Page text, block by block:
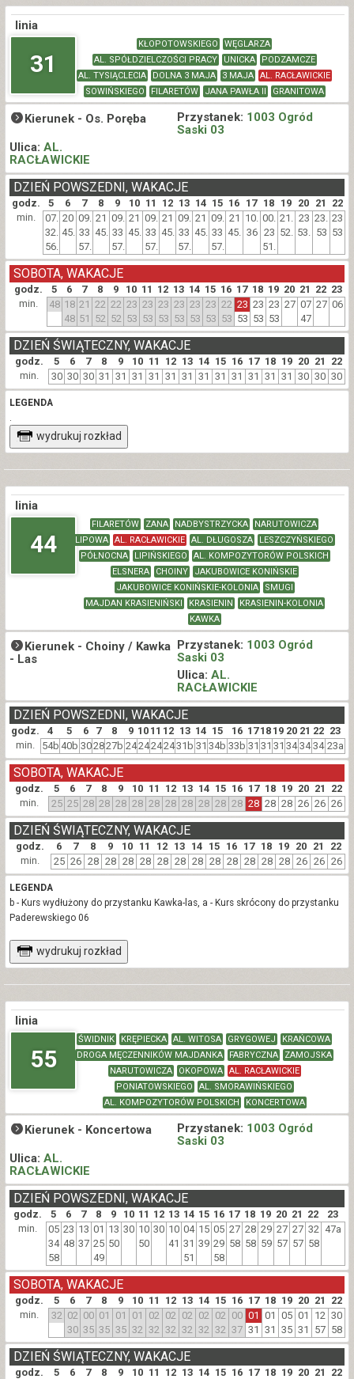
linia
31
KŁOPOTOWSKIEGO
WĘGLARZA
AL. SPÓŁDZIELCZOŚCI PRACY
UNICKA
PODZAMCZE
AL. TYSIĄCLECIA
DOLNA 3 MAJA 3 MAJA
AL. RACŁAWICKIE
SOWIŃSKIEGO
FILARETÓW JANA PAWŁA II GRANITOWA
Kierunek - Os. Poręba Przystanek: 1003 Ogród
Saski 03
Ulica: AL.
RACŁAWICKIE
godz. 5 6 7 8 9 10 11 12 13 14 15 16 17 18 19 20 21 22
DZIEŃ POWSZEDNI, WAKACJE
min.
07.
32.
56.
20
45.
09.
33
57.
21
45.
09.
33
57.
21
45.
09.
33
57.
21
45.
09.
33
57.
21
45.
09.
33
57.
21
45.
10.
36
00.
23
51.
21.
52.
23
53.
23.
53
23
53
godz. 5 6 7 8 9 10 11 12 13 14 15 16 17 18 19 20 21 22 23
SOBOTA, WAKACJE
min. 48 18
48
21
51
22
52
22
52
23
53
23
53
23
53
23
53
23
53
23
53
22
53
23
53
23
53
23
53
27 07
47
27 06
godz. 5 6 7 8 9 10 11 12 13 14 15 16 17 18 19 20 21 22
DZIEŃ ŚWIĄTECZNY, WAKACJE
min. 30 30 30 31 31 31 31 31 31 31 31 31 31 31 31 30 30 30
LEGENDA
.
wydrukuj rozkład
linia
44
FILARETÓW ZANA NADBYSTRZYCKA
NARUTOWICZA
LIPOWA
AL. RACŁAWICKIE AL. DŁUGOSZA
LESZCZYŃSKIEGO
PÓŁNOCNA
LIPIŃSKIEGO
AL. KOMPOZYTORÓW POLSKICH
ELSNERA
CHOINY
JAKUBOWICE KONIŃSKIE
JAKUBOWICE KONIŃSKIE-KOLONIA
SMUGI
MAJDAN KRASIENIŃSKI
KRASIENIN
KRASIENIN-KOLONIA
KAWKA
Kierunek - Choiny / Kawka
- Las
Przystanek: 1003 Ogród
Saski 03
Ulica: AL.
RACŁAWICKIE
godz. 4 5 6 7 8 9 10 11 12 13 14 15 16 17 18 19 20 21 22 23
DZIEŃ POWSZEDNI, WAKACJE
min. 54b 40b 302827b 2424242431b 31 34b 33b 31 31 31 34 34 34 23a
godz. 5 6 7 8 9 10 11 12 13 14 15 16 17 18 19 20 21 22
SOBOTA, WAKACJE
min. 25 25 28 28 28 28 28 28 28 28 28 28 28 28 28 26 26 26
godz. 6 7 8 9 10 11 12 13 14 15 16 17 18 19 20 21 22
DZIEŃ ŚWIĄTECZNY, WAKACJE
min. 25 26 28 28 28 28 28 28 28 28 28 28 28 28 26 26 26
LEGENDA
b - Kurs wydłużony do przystanku Kawka-las, a - Kurs skrócony do przystanku
Paderewskiego 06
wydrukuj rozkład
linia
55
ŚWIDNIK KRĘPIECKA AL. WITOSA GRYGOWEJ
KRAŃCOWA
DROGA MĘCZENNIKÓW MAJDANKA
FABRYCZNA
ZAMOJSKA
NARUTOWICZA
OKOPOWA
AL. RACŁAWICKIE
PONIATOWSKIEGO
AL. SMORAWIŃSKIEGO
AL. KOMPOZYTORÓW POLSKICH
KONCERTOWA
Kierunek - Koncertowa Przystanek: 1003 Ogród
Saski 03
Ulica: AL.
RACŁAWICKIE
godz. 5 6 7 8 9 10 11 12 13 14 15 16 17 18 19 20 21 22 23
DZIEŃ POWSZEDNI, WAKACJE
min.
05
34
58
23
48
13
37
01
25
49
13
50
30 10
50
30 10
41
04
31
51
15
39
05
29
58
27
58
28
58
29
59
27
57
27
57
32
58
47a
godz. 5 6 7 8 9 10 11 12 13 14 15 16 17 18 19 20 21 22
SOBOTA, WAKACJE
min. 32 02
30
00
35
01
35
01
35
01
32
02
32
02
32
02
32
02
32
02
32
00
37
01
31
01
31
05
35
01
31
12
57
30
58
godz. 5 6 7 8 9 10 11 12 13 14 15 16 17 18 19 20 21 22
DZIEŃ ŚWIĄTECZNY, WAKACJE